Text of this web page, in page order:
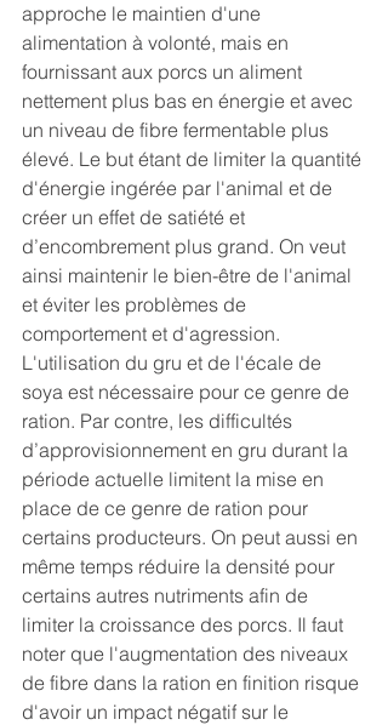
approche le maintien d'une
alimentation à volonté, mais en
fournissant aux porcs un aliment
nettement plus bas en énergie et avec
un niveau de fibre fermentable plus
élevé. Le but étant de limiter la quantité
d'énergie ingérée par l'animal et de
créer un effet de satiété et
d’encombrement plus grand. On veut
ainsi maintenir le bien-être de l'animal
et éviter les problèmes de
comportement et d'agression.
L'utilisation du gru et de l'écale de
soya est nécessaire pour ce genre de
ration. Par contre, les difficultés
d’approvisionnement en gru durant la
période actuelle limitent la mise en
place de ce genre de ration pour
certains producteurs. On peut aussi en
même temps réduire la densité pour
certains autres nutriments afin de
limiter la croissance des porcs. Il faut
noter que l'augmentation des niveaux
de fibre dans la ration en finition risque
d'avoir un impact négatif sur le